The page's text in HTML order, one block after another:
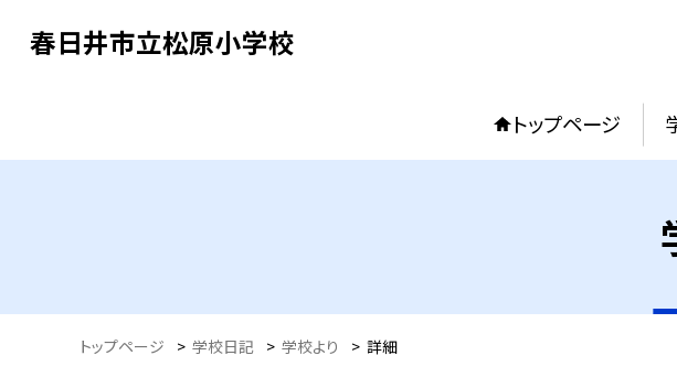
春日井市立松原小学校
トップページ
トップページ > 学校日記 > 学校より > 詳細